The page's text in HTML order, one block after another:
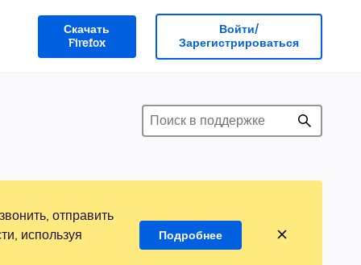
Скачать
Firefox
Войти/
Зарегистрироваться
отправить
используя
Подробнее